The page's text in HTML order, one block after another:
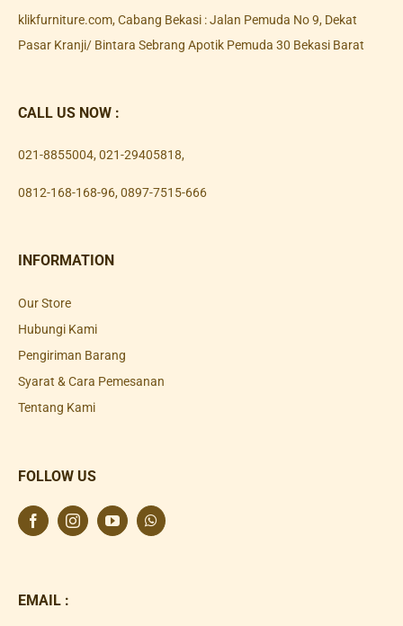
klikfurniture.com, Cabang Bekasi : Jalan Pemuda No 9, Dekat
Pasar Kranji/ Bintara Sebrang Apotik Pemuda 30 Bekasi Barat
CALL US NOW :
021-8855004, 021-29405818,
0812-168-168-96, 0897-7515-666
INFORMATION
Our Store
Hubungi Kami
Pengiriman Barang
Syarat & Cara Pemesanan
Tentang Kami
FOLLOW US
EMAIL :